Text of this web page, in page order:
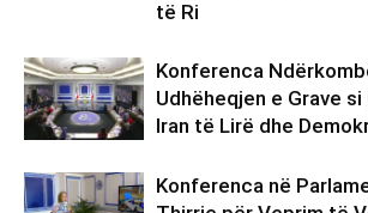
të Ri
Konferenca
Udhëheqjen e Grave
Iran të Lirë dhe
Konferenca në